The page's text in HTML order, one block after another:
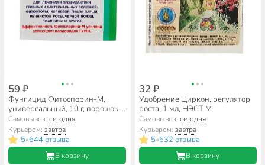
59 ₽
Фунгицид Фитоспорин-М,
универсальный, 10 г, порошок,
биофунгицид
Самовывоз:сегодня
Курьером:завтра
5•644 отзыва
В корзину
32 ₽
Удобрение Циркон, регулятор
роста, 1 мл, НЭСТ М
Самовывоз: сегодня
Курьером: завтра
5•632 отзыва
В корзину